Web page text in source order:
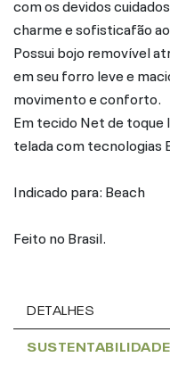
charme e sofisticafão
Possui bojo removível
em seu forro leve e
movimento e conforto.
Em tecido Net de
telada com tecnologias
Indicado para: Beach
Feito no Brasil.
DETALHES
SUSTENTABILIDADE